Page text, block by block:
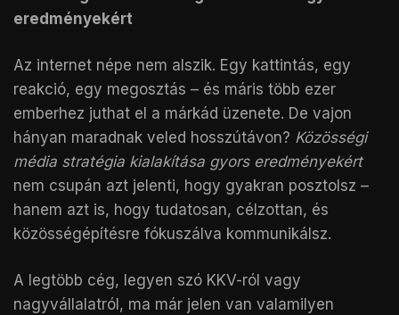
eredményekért
Az internet népe nem alszik. Egy kattintás, egy
reakció, egy megosztás – és máris több ezer
emberhez juthat el a márkád üzenete. De vajon
hányan maradnak veled hosszútávon? Közösségi
média stratégia kialakítása gyors eredményekért
nem csupán azt jelenti, hogy gyakran posztolsz –
hanem azt is, hogy tudatosan, célzottan, és
közösségépítésre fókuszálva kommunikálsz.
A legtöbb cég, legyen szó KKV-ról vagy
nagyvállalatról, ma már jelen van valamilyen